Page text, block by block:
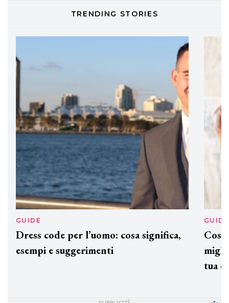
LABEL.M lancia la sua innovativa ed
professionali
TRENDING STORIES
GUIDE
Dress code per l’uomo: cosa significa,
esempi e suggerimenti
GUIDE
tua